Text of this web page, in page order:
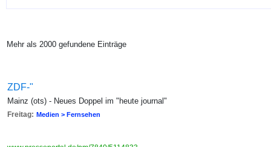
Mehr als 2000 gefundene Einträge
ZDF-"
Mainz (ots) - Neues Doppel im "heute journal"
Freitag: Medien > Fernsehen